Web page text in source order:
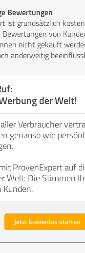
Bewertungen
ist grundsätzlich
Bewertungen von
nicht gekauft
anderweitig
der Welt!
Verbraucher
genauso wie
ProvenExpert auf
Welt: Die Stimmen
Jetzt kostenlos starten